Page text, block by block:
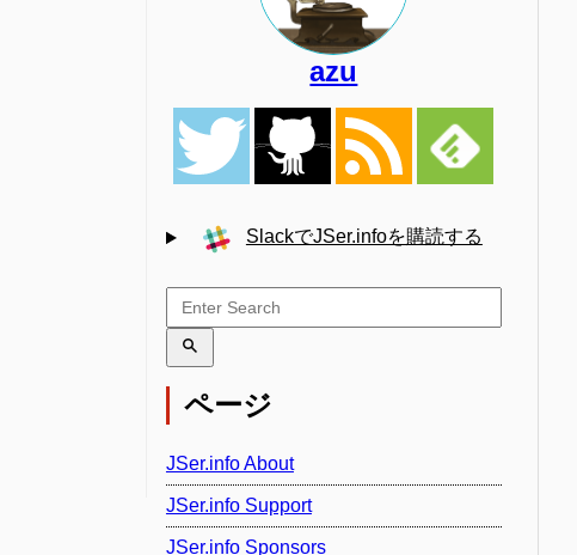
azu
SlackでJSer.infoを購読する
ページ
JSer.info About
JSer.info Support
JSer.info Sponsors